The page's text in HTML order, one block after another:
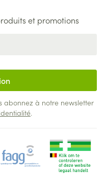
et promotions
abonnez à notre newsletter
.